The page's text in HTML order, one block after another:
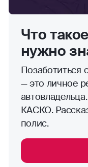
Что
нужно
Позаботиться
— это личное
КАСКО.
полис.